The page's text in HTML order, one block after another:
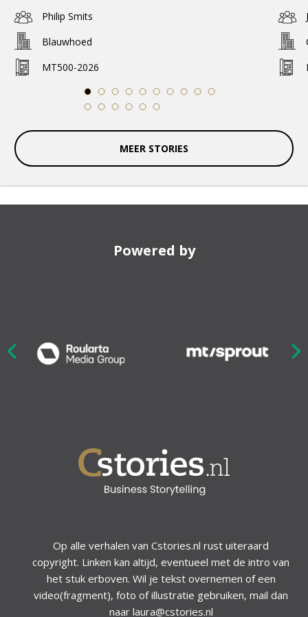
Philip Smits
Blauwhoed
MT500-2026
1
2 3 4 5 6 7 8 9
10
11 12 13 14 15 16
MEER STORIES
Powered by
Op alle verhalen van Cstories.nl rust uiteraard
copyright. Linken kan altijd, eventueel met de intro van
het stuk erboven. Wil je tekst overnemen of een
video(fragment), foto of illustratie gebruiken, mail dan
naar laura@cstories.nl